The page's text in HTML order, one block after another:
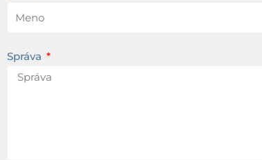
Správa